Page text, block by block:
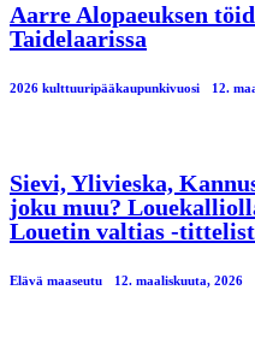
Aarre Alopaeuksen
Taidelaarissa
2026 kulttuuripääkaupunkivuosi 12.
Sievi, Ylivieska,
joku muu?
Louetin valtias -
Elävä maaseutu 12. maaliskuuta, 2026